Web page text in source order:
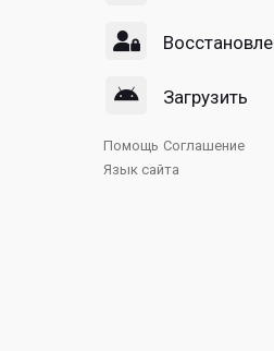
Загрузить
Помощь Соглашение
Язык сайта